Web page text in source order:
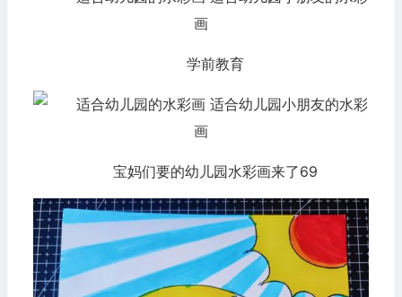
学前教育
宝妈们要的幼儿园水彩画来了69